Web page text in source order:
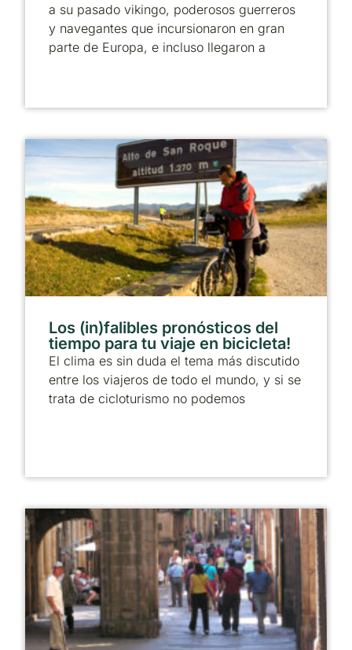
a su pasado vikingo, poderosos guerreros
y navegantes que incursionaron en gran
parte de Europa, e incluso llegaron a
Los (in)falibles pronósticos del
tiempo para tu viaje en bicicleta!
El clima es sin duda el tema más discutido
entre los viajeros de todo el mundo, y si se
trata de cicloturismo no podemos